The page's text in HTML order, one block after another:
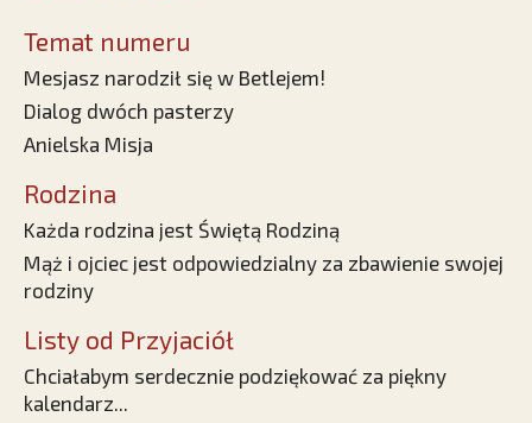
Temat numeru
Mesjasz narodził się w Betlejem!
Dialog dwóch pasterzy
Anielska Misja
Rodzina
Każda rodzina jest Świętą Rodziną
Mąż i ojciec jest odpowiedzialny za zbawienie swojej
rodziny
Listy od Przyjaciół
Chciałabym serdecznie podziękować za piękny
kalendarz...